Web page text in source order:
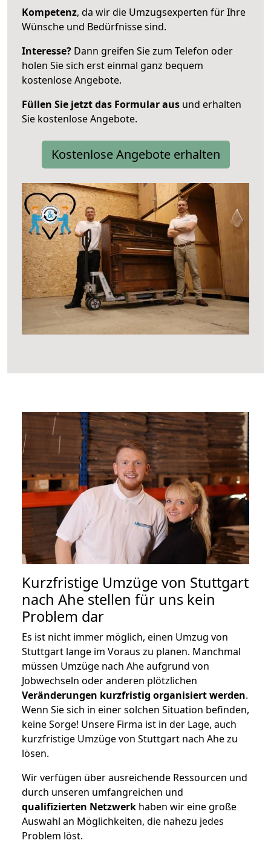
Kompetenz, da wir die Umzugsexperten für Ihre
Wünsche und Bedürfnisse sind.
Interesse? Dann greifen Sie zum Telefon oder
holen Sie sich erst einmal ganz bequem
kostenlose Angebote.
Füllen Sie jetzt das Formular aus und erhalten
Sie kostenlose Angebote.
Kostenlose Angebote erhalten
Kurzfristige Umzüge von Stuttgart
nach Ahe stellen für uns kein
Problem dar
Es ist nicht immer möglich, einen Umzug von
Stuttgart lange im Voraus zu planen. Manchmal
müssen Umzüge nach Ahe aufgrund von
Jobwechseln oder anderen plötzlichen
Veränderungen kurzfristig organisiert werden.
Wenn Sie sich in einer solchen Situation befinden,
keine Sorge! Unsere Firma ist in der Lage, auch
kurzfristige Umzüge von Stuttgart nach Ahe zu
lösen.
Wir verfügen über ausreichende Ressourcen und
durch unseren umfangreichen und
qualifizierten Netzwerk haben wir eine große
Auswahl an Möglichkeiten, die nahezu jedes
Problem löst.